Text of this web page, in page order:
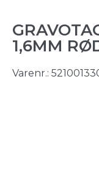
1,6MM
Varenr.: